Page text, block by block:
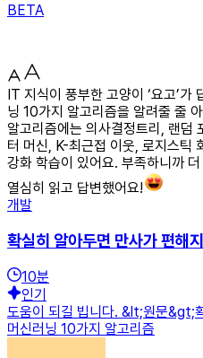
BETA
IT 지식이 풍부한 고양이 ‘요고’가
닝 10가지 알고리즘을 알려줄 줄
알고리즘에는 의사결정트리, 랜덤
터 머신, K-최근접 이웃, 로지스틱
강화 학습이 있어요. 부족하니까
열심히 읽고 답변했어요!
개발
확실히 알아두면 만사가 편해
10분
인기
도움이 되길 빕니다. &lt;원문&gt;
머신러닝 10가지 알고리즘